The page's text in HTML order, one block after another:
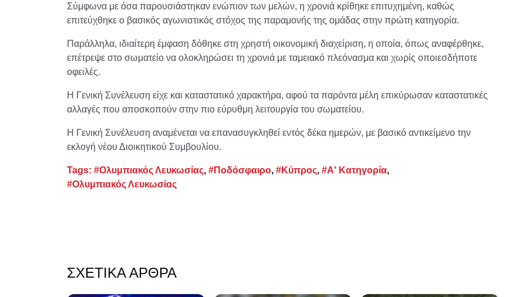
Σύμφωνα με όσα παρουσιάστηκαν ενώπιον των μελών, η χρονιά κρίθηκε επιτυχημένη, καθώς
επιτεύχθηκε ο βασικός αγωνιστικός στόχος της παραμονής της ομάδας στην πρώτη κατηγορία.
Παράλληλα, ιδιαίτερη έμφαση δόθηκε στη χρηστή οικονομική διαχείριση, η οποία, όπως αναφέρθηκε,
επέτρεψε στο σωματείο να ολοκληρώσει τη χρονιά με ταμειακό πλεόνασμα και χωρίς οποιεσδήποτε
οφειλές.
Η Γενική Συνέλευση είχε και καταστατικό χαρακτήρα, αφού τα παρόντα μέλη επικύρωσαν καταστατικές
αλλαγές που αποσκοπούν στην πιο εύρυθμη λειτουργία του σωματείου.
Η Γενική Συνέλευση αναμένεται να επανασυγκληθεί εντός δέκα ημερών, με βασικό αντικείμενο την
εκλογή νέου Διοικητικού Συμβουλίου.
Tags: #Ολυμπιακός Λευκωσίας, #Ποδόσφαιρο, #Κύπρος, #Α' Κατηγορία,
#Ολυμπιακός Λευκωσίας
ΣΧΕΤΙΚΆ ΆΡΘΡΑ